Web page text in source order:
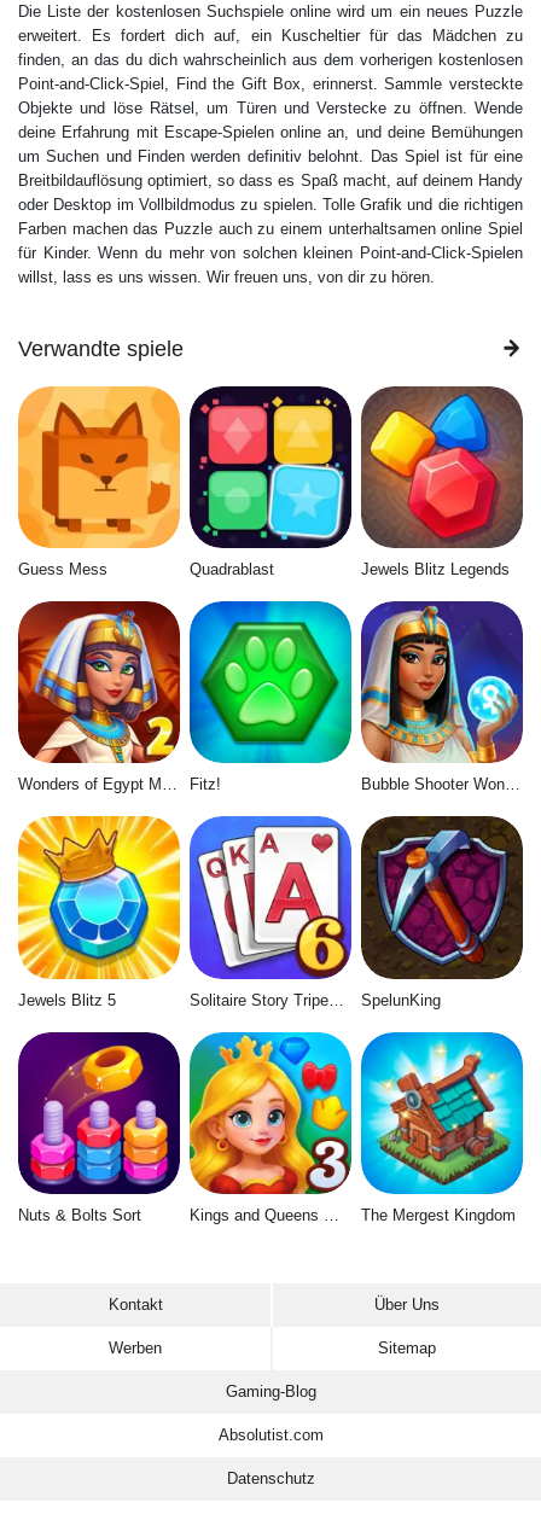
Die Liste der kostenlosen Suchspiele online wird um ein neues Puzzle
erweitert. Es fordert dich auf, ein Kuscheltier für das Mädchen zu
finden, an das du dich wahrscheinlich aus dem vorherigen kostenlosen
Point-and-Click-Spiel, Find the Gift Box, erinnerst. Sammle versteckte
Objekte und löse Rätsel, um Türen und Verstecke zu öffnen. Wende
deine Erfahrung mit Escape-Spielen online an, und deine Bemühungen
um Suchen und Finden werden definitiv belohnt. Das Spiel ist für eine
Breitbildauflösung optimiert, so dass es Spaß macht, auf deinem Handy
oder Desktop im Vollbildmodus zu spielen. Tolle Grafik und die richtigen
Farben machen das Puzzle auch zu einem unterhaltsamen online Spiel
für Kinder. Wenn du mehr von solchen kleinen Point-and-Click-Spielen
willst, lass es uns wissen. Wir freuen uns, von dir zu hören.
Verwandte spiele
Guess Mess Quadrablast Jewels Blitz Legends
Wonders of Egypt Match 2 Fitz! Bubble Shooter Wonders of Egypt
Jewels Blitz 5 Solitaire Story Tripeaks 6 SpelunKing
Nuts & Bolts Sort The Mergest Kingdom
Kontakt Über Uns
Werben Sitemap
Gaming-Blog
Absolutist.com
Datenschutz